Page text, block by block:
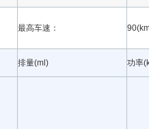
最高车速：
排量(ml) 功率